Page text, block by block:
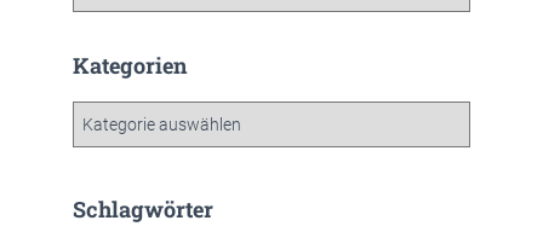
h
Kategorien
g
Schlagwörter